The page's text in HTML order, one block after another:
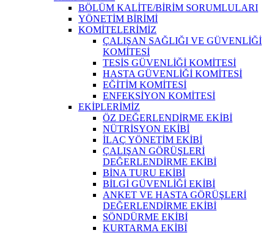
BÖLÜM KALİTE/BİRİM SORUMLULARI
YÖNETİM BİRİMİ
KOMİTELERİMİZ
ÇALIŞAN SAĞLIĞI VE GÜVENLİĞİ
KOMİTESİ
TESİS GÜVENLİĞİ KOMİTESİ
HASTA GÜVENLİĞİ KOMİTESİ
EĞİTİM KOMİTESİ
ENFEKSİYON KOMİTESİ
EKİPLERİMİZ
ÖZ DEĞERLENDİRME EKİBİ
NÜTRİSYON EKİBİ
İLAÇ YÖNETİM EKİBİ
ÇALIŞAN GÖRÜŞLERİ
DEĞERLENDİRME EKİBİ
BİNA TURU EKİBİ
BİLGİ GÜVENLİĞİ EKİBİ
ANKET VE HASTA GÖRÜŞLERİ
DEĞERLENDİRME EKİBİ
SÖNDÜRME EKİBİ
KURTARMA EKİBİ